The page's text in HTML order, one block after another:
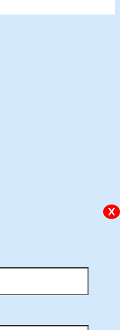
X